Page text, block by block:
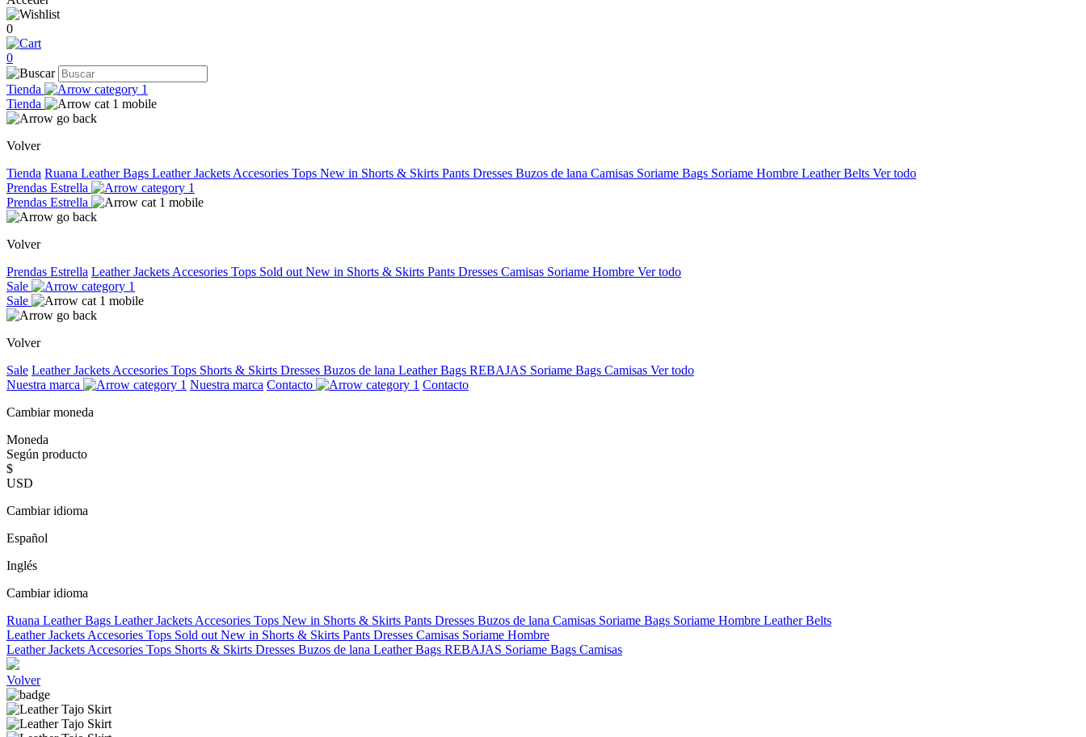
0
0
Tienda
Tienda
Volver
Tienda Ruana Leather Bags Leather Jackets Accesories Tops New in Shorts & Skirts Pants Dresses Buzos de lana Camisas Soriame Bags Soriame Hombre Leather Belts Ver todo
Prendas Estrella
Prendas Estrella
Volver
Prendas Estrella Leather Jackets Accesories Tops Sold out New in Shorts & Skirts Pants Dresses Camisas Soriame Hombre Ver todo
Sale
Sale
Volver
Sale Leather Jackets Accesories Tops Shorts & Skirts Dresses Buzos de lana Leather Bags REBAJAS Soriame Bags Camisas Ver todo
Nuestra marca
Nuestra marca Contacto
Contacto
Cambiar moneda
Moneda
Según producto
$
USD
Cambiar idioma
Español
Inglés
Cambiar idioma
Ruana Leather Bags Leather Jackets Accesories Tops New in Shorts & Skirts Pants Dresses Buzos de lana Camisas Soriame Bags Soriame Hombre Leather Belts
Leather Jackets Accesories Tops Sold out New in Shorts & Skirts Pants Dresses Camisas Soriame Hombre
Leather Jackets Accesories Tops Shorts & Skirts Dresses Buzos de lana Leather Bags REBAJAS Soriame Bags Camisas
Volver